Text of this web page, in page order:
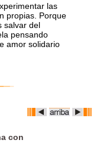
las
propias. Porque
salvar del
pensando
amor solidario
con